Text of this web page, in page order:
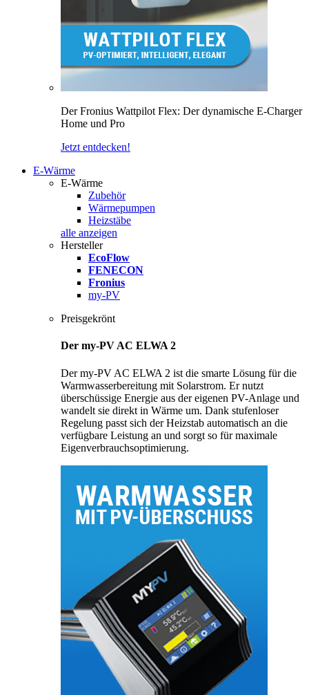
Der Fronius Wattpilot Flex: Der dynamische E-Charger
Home und Pro
Jetzt entdecken!
E-Wärme
E-Wärme
Zubehör
Wärmepumpen
Heizstäbe
alle anzeigen
Hersteller
EcoFlow
FENECON
Fronius
my-PV
Preisgekrönt
Der my-PV AC ELWA 2
Der my-PV AC ELWA 2 ist die smarte Lösung für die
Warmwasserbereitung mit Solarstrom. Er nutzt
überschüssige Energie aus der eigenen PV-Anlage und
wandelt sie direkt in Wärme um. Dank stufenloser
Regelung passt sich der Heizstab automatisch an die
verfügbare Leistung an und sorgt so für maximale
Eigenverbrauchsoptimierung.